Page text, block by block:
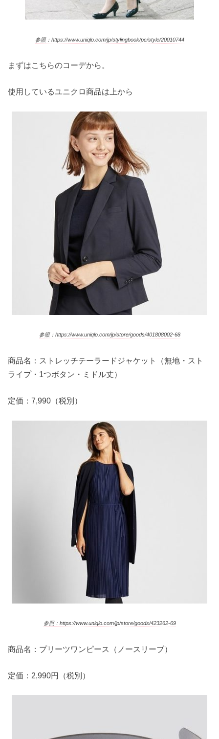
参照：https://www.uniqlo.com/jp/stylingbook/pc/style/20010744
まずはこちらのコーデから。
使用しているユニクロ商品は上から
参照：https://www.uniqlo.com/jp/store/goods/401808002-68
商品名：ストレッチテーラードジャケット（無地・スト
ライプ・1つボタン・ミドル丈）
定価：7,990（税別）
参照：https://www.uniqlo.com/jp/store/goods/423262-69
商品名：プリーツワンピース（ノースリーブ）
定価：2,990円（税別）